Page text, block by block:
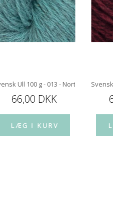
Ull 100 g - 013 - Northern Lights
66,00 DKK